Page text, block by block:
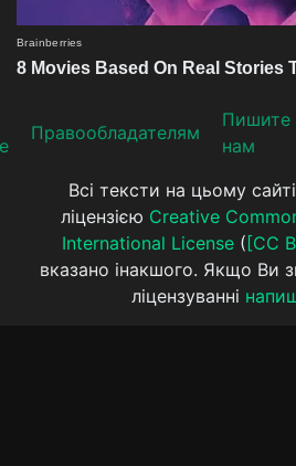
Прaвooблaдателям
Пишите
нам
Всі тексти на цьому
ліцензією Creative
International License( [CC
вказано інакшого. Якщо Ви
ліцензуванні